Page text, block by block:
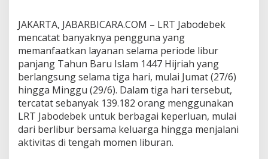
u
P
e
g
g
u
n
a
S
e
l
JAKARTA, JABARBICARA.COM – LRT Jabodebek
mencatat banyaknya pengguna yang
memanfaatkan layanan selama periode libur
panjang Tahun Baru Islam 1447 Hijriah yang
berlangsung selama tiga hari, mulai Jumat (27/6)
hingga Minggu (29/6). Dalam tiga hari tersebut,
tercatat sebanyak 139.182 orang menggunakan
LRT Jabodebek untuk berbagai keperluan, mulai
dari berlibur bersama keluarga hingga menjalani
aktivitas di tengah momen liburan.